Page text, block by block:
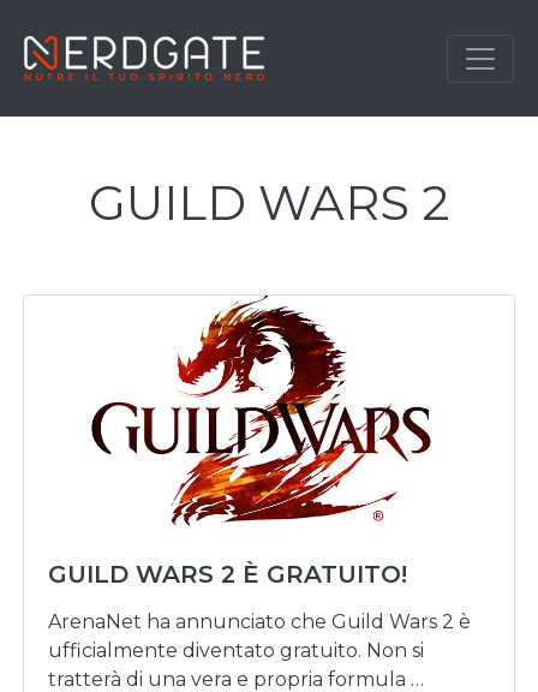
GUILD WARS 2
GUILD WARS 2 È GRATUITO!
ArenaNet ha annunciato che Guild Wars 2 è
ufficialmente diventato gratuito. Non si
tratterà di una vera e propria formula …